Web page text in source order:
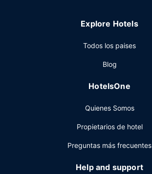
Explore Hotels
Todos los paises
Blog
HotelsOne
Quienes Somos
Propietarios de hotel
Preguntas más frecuentes
Help and support